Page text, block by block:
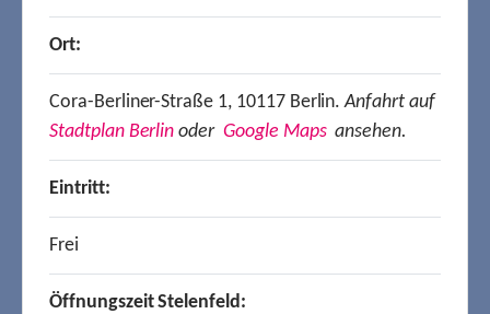
Ort:
Cora-Berliner-Straße 1, 10117 Berlin.Anfahrt auf
Stadtplan Berlin oder Google Mapsansehen.
Eintritt:
Frei
Öffnungszeit Stelenfeld: